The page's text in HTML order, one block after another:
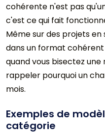
cohérente n'est pas
c'est ce qui fait
Même sur des projets en
dans un format
quand vous bisectez
rappeler pourquoi un
mois.
Exemples de
catégorie